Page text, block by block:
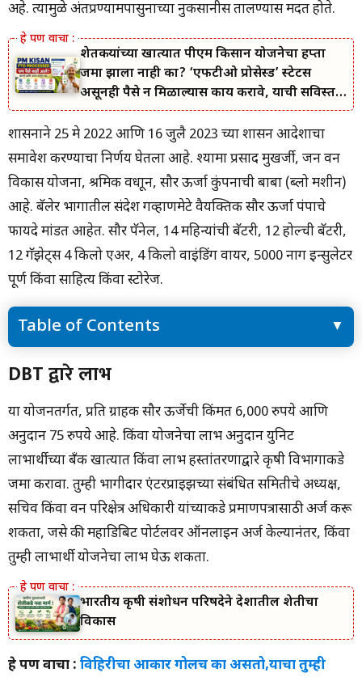
अहे. त्यामुळे अंतप्रण्यामपासुनाच्या नुकसानीस तालण्यास मदत होते.
शेतकऱ्यांच्या खात्यात पीएम किसान योजनेचा हप्ता
जमा झाला नाही का? ‘एफटीओ प्रोसेस्ड’ स्टेटस
असूनही पैसे न मिळाल्यास काय करावे, याची सविस्तर
माहिती जाणून घ्या.
शासनाने 25 मे 2022 आणि 16 जुलै 2023 च्या शासन आदेशाचा
समावेश करण्याचा निर्णय घेतला आहे. श्यामा प्रसाद मुखर्जी, जन वन
विकास योजना, श्रमिक वधाून, सौर ऊर्जा कुंपनाची बाबा (ब्लो मशीन)
आहे. बॅलेर भागातील संदेश गव्हाणमेटे वैयक्तिक सौर ऊर्जा पंपाचे
फायदे मांडत आहेत. सौर पॅनेल, 14 महिन्यांची बॅटरी, 12 होल्ची बॅटरी,
12 गॅझेट्स 4 किलो एअर, 4 किलो वाइंडिंग वायर, 5000 नाग इन्सुलेटर
पूर्ण किंवा साहित्य किंवा स्टोरेज.
Table of Contents
DBT द्वारे लाभ
शेतकऱ्यांनी योजनेचा लाभ घ्यावा
DBT द्वारे लाभ
या योजनेंतर्गत, प्रति ग्राहक सौर ऊर्जेची किंमत 6,000 रुपये आणि
अनुदान 75 रुपये आहे. किंवा योजनेचा लाभ अनुदान युनिट
लाभार्थीच्या बँक खात्यात किंवा लाभ हस्तांतरणाद्वारे कृषी विभागाकडे
जमा करावा. तुम्ही भागीदार एंटरप्राइझच्या संबंधित समितीचे अध्यक्ष,
सचिव किंवा वन परिक्षेत्र अधिकारी यांच्याकडे प्रमाणपत्रासाठी अर्ज करू
शकता, जसे की महाडिबिट पोर्टलवर ऑनलाइन अर्ज केल्यानंतर, किंवा
तुम्ही लाभार्थी योजनेचा लाभ घेऊ शकता.
भारतीय कृषी संशोधन परिषदेने देशातील शेतीचा
विकास
हे पण वाचा : विहिरीचा आकार गोलच का असतो,याचा तुम्ही